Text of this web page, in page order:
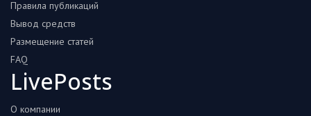
Правила публикаций
Вывод средств
Размещение статей
FAQ
LivePosts
О компании